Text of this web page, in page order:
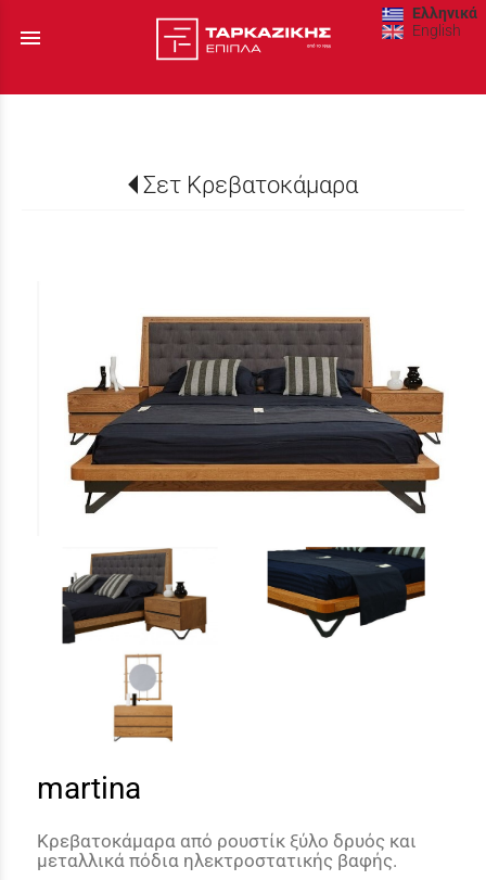
menu
Ελληνικά
English
Σετ Κρεβατοκάμαρα
martina
Κρεβατοκάμαρα από ρουστίκ ξύλο δρυός και
μεταλλικά πόδια ηλεκτροστατικής βαφής.